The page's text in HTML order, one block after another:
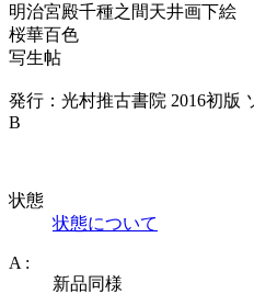
明治宮殿千種之間天井画下絵
桜華百色
写生帖
発行：光村推古書院 2016初版
B
状態
状態について
A :
新品同様